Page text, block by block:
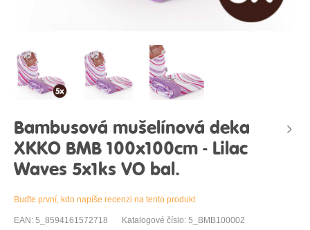
Bambusová mušelínová deka
XKKO BMB 100x100cm - Lilac
Waves 5x1ks VO bal.
Buďte první, kdo napíše recenzi na tento produkt
EAN: 5_8594161572718
Katalogové číslo: 5_BMB100002